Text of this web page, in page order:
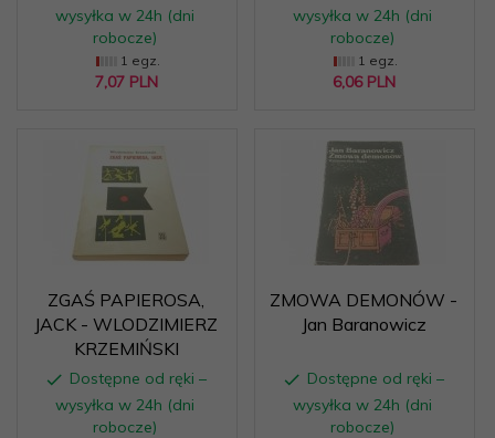
wysyłka w 24h (dni
robocze)
1 egz.
7,07 PLN
wysyłka w 24h (dni
robocze)
1 egz.
6,06 PLN
ZGAŚ PAPIEROSA,
JACK - WLODZIMIERZ
KRZEMIŃSKI
Dostępne od ręki –
wysyłka w 24h (dni
robocze)
ZMOWA DEMONÓW -
Jan Baranowicz
Dostępne od ręki –
wysyłka w 24h (dni
robocze)